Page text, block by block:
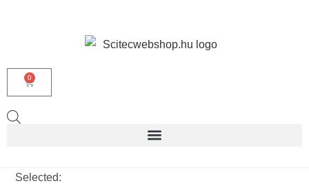
0
Selected: